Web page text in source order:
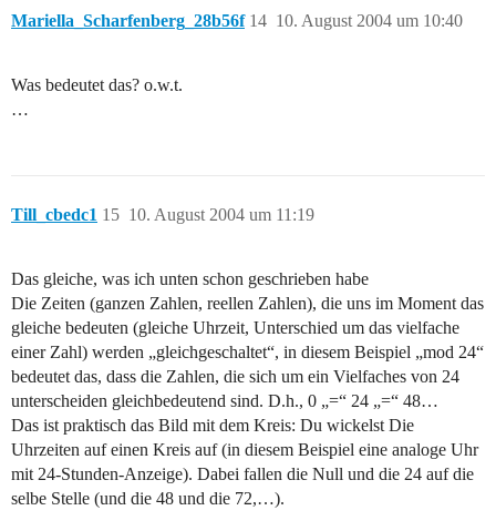
Mariella_Scharfenberg_28b56f 10. August 2004 um 10:40
14
Was bedeutet das? o.w.t.
…
Till_cbedc1 10. August 2004 um 11:19
15
Das gleiche, was ich unten schon geschrieben habe
Die Zeiten (ganzen Zahlen, reellen Zahlen), die uns im Moment das
gleiche bedeuten (gleiche Uhrzeit, Unterschied um das vielfache
einer Zahl) werden „gleichgeschaltet“, in diesem Beispiel „mod 24“
bedeutet das, dass die Zahlen, die sich um ein Vielfaches von 24
unterscheiden gleichbedeutend sind. D.h., 0 „=“ 24 „=“ 48…
Das ist praktisch das Bild mit dem Kreis: Du wickelst Die
Uhrzeiten auf einen Kreis auf (in diesem Beispiel eine analoge Uhr
mit 24-Stunden-Anzeige). Dabei fallen die Null und die 24 auf die
selbe Stelle (und die 48 und die 72,…).